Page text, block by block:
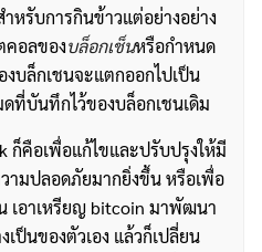
หรับการกินข้าวแต่อย่างอย่าง
คอลของบล็อกเช็นหรือกำหนด
บล็กเชนจะแตกออกไปเป็น
ที่บันทึกไว้ของบล็อกเชนเดิม
ก็คือเพื่อแก้ไขและปรับปรุงให้มี
มปลอดภัยมากยิ่งขึ้น หรือเพื่อ
เอาเหรียญ bitcoin มาพัฒนา
ป็นของตัวเอง แล้วก็เปลี่ยน